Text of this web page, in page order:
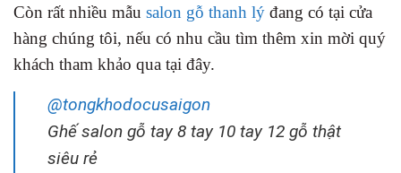
Còn rất nhiều mẫu salon gỗ thanh lý đang có tại cửa
hàng chúng tôi, nếu có nhu cầu tìm thêm xin mời quý
khách tham khảo qua tại đây.
@tongkhodocusaigon
Ghế salon gỗ tay 8 tay 10 tay 12 gỗ thật
siêu rẻ